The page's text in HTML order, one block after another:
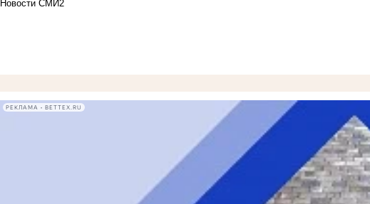
Новости СМИ2
РЕКЛАМА • BETTEX.RU